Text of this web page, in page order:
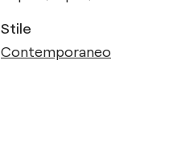
Stile
Contemporaneo